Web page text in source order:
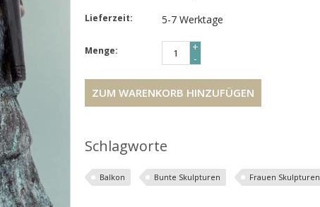
Lieferzeit: 5-7 Werktage
Menge:
+
-
ZUM WARENKORB HINZUFÜGEN
Schlagworte
Balkon Bunte Skulpturen Frauen Skulpturen